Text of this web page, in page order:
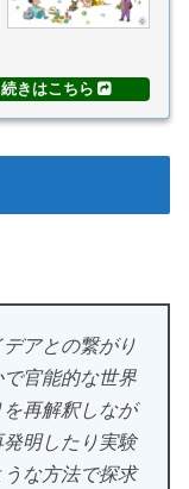
アとの繋がり
官能的な世界
再解釈しなが
明したり実験
な方法で探求